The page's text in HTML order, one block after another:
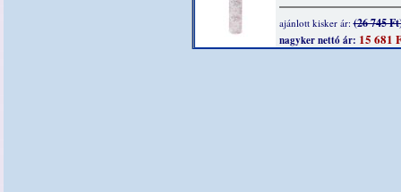
ajánlott kisker ár:(26 745
nagyker nettó ár: 15 681